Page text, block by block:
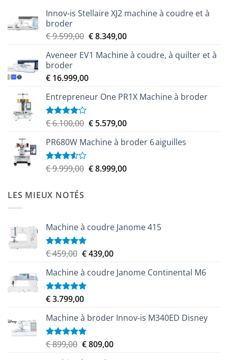
Innov-is Stellaire XJ2 machine à coudre et à
broder
€9.599,00 Le
initial
€ 9.599,00.
€8.349,00Le
actuel
Aveneer EV1 Machine à coudre, à quilter et à
broder
€ 16.999,00
Entrepreneur One PR1X Machine à broder
Note
5
€6.100,00 Le
initial
€ 6.100,00.
€5.579,00Le
actuel
€ 5.579,00.
PR680W Machine à broder 6 aiguilles
Note
€9.999,00 Le
€8.999,00Le
LES MIEUX NOTÉS
Machine à coudre Janome 415
Note5.00
€459,00 Le
initial
était :
€ 459,00.
€439,00Le
actuel
Machine à coudre Janome Continental M6
Note5.00
€3.799,00
Machine à broder Innov-is M340ED Disney
Note5.00
€899,00 Le
€809,00Le